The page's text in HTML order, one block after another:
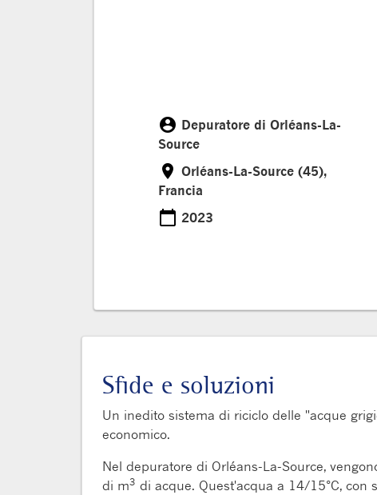
account_circleCustomer
Depuratore di Orléans-La-
Source
roomLocation
Orléans-La-Source (45),
Francia
calendar_todayDate
2023
Sfide e soluzioni
Un inedito sistema di riciclo delle "acque
economico.
Nel depuratore di Orléans-La-Source,
di m3 di acque. Quest'acqua a 14/15°C, con